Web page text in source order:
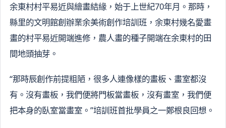
余東村村平易近與繪畫結緣，始于上世紀70年月。那時，
縣里的文明館創辦業余美術創作培訓班，余東村幾名愛畫
畫的村平易近開端進修，農人畫的種子開端在余東村的田
間地頭抽芽。
“那時辰創作前提粗陋，很多人連像樣的畫板、畫室都沒
有。沒有畫板，我們便將門板當畫板，沒有畫室，我們便
把本身的臥室當畫室。”培訓班首批學員之一鄭根良回想。